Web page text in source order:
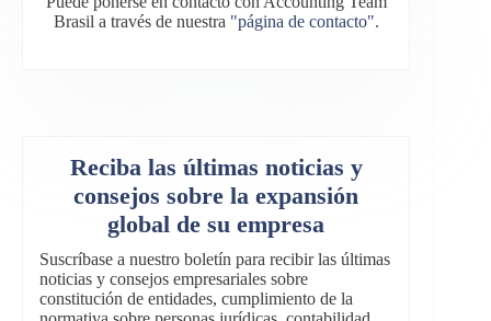
Brasil a través de nuestra "página de contacto".
Reciba las últimas noticias y
consejos sobre la expansión
global de su empresa
Suscríbase a nuestro boletín para recibir las últimas
noticias y consejos empresariales sobre
constitución de entidades, cumplimiento de la